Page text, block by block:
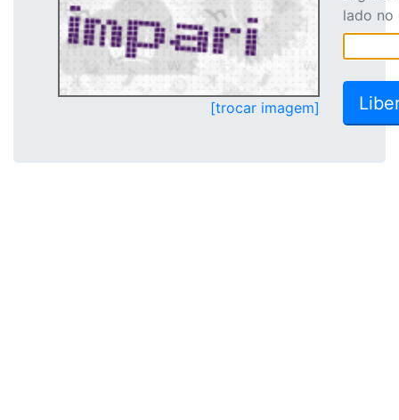
[trocar imagem]
lado no